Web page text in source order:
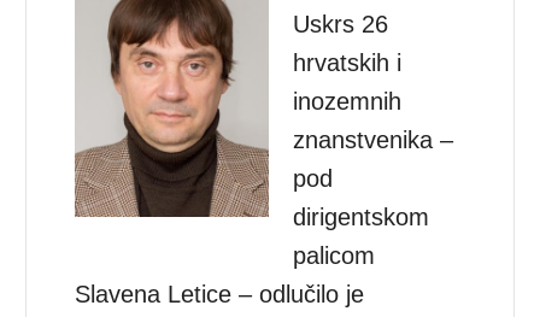
Uskrs 26
hrvatskih i
inozemnih
znanstvenika –
pod
dirigentskom
palicom
Slavena Letice – odlučilo je